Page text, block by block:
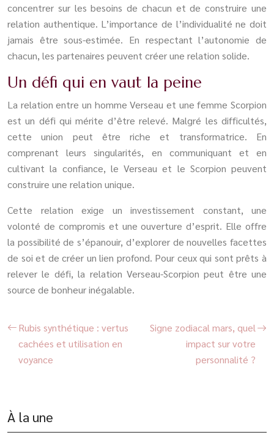
concentrer sur les besoins de chacun et de construire une
relation authentique. L’importance de l’individualité ne doit
jamais être sous-estimée. En respectant l’autonomie de
chacun, les partenaires peuvent créer une relation solide.
Un défi qui en vaut la peine
La relation entre un homme Verseau et une femme Scorpion
est un défi qui mérite d’être relevé. Malgré les difficultés,
cette union peut être riche et transformatrice. En
comprenant leurs singularités, en communiquant et en
cultivant la confiance, le Verseau et le Scorpion peuvent
construire une relation unique.
Cette relation exige un investissement constant, une
volonté de compromis et une ouverture d’esprit. Elle offre
la possibilité de s’épanouir, d’explorer de nouvelles facettes
de soi et de créer un lien profond. Pour ceux qui sont prêts à
relever le défi, la relation Verseau-Scorpion peut être une
source de bonheur inégalable.
Rubis synthétique : vertus
cachées et utilisation en
voyance
Signe zodiacal mars, quel
impact sur votre
personnalité ?
À la une